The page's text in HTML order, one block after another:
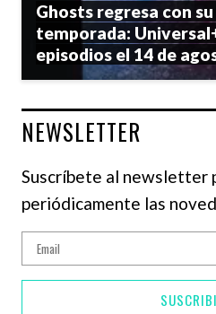
Ghosts regresa con
temporada:
episodios el 14 de
NEWSLETTER
Suscríbete al newsletter
periódicamente las